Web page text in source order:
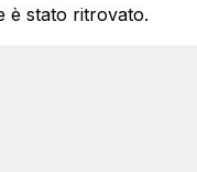
è stato ritrovato.